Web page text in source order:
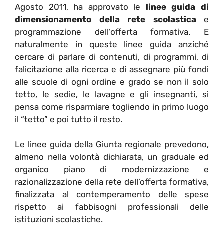
Agosto 2011, ha approvato le linee guida di
dimensionamento della rete scolasticae
programmazione dell’offerta formativa. E
naturalmente in queste linee guida anziché
cercare di parlare di contenuti, di programmi, di
falicitazione alla ricerca e di assegnare più fondi
alle scuole di ogni ordine e grado se non il solo
tetto, le sedie, le lavagne e gli insegnanti, si
pensa come risparmiare togliendo in primo luogo
il “tetto” e poi tutto il resto.
Le linee guida della Giunta regionale prevedono,
almeno nella volontà dichiarata, un graduale ed
organico piano di modernizzazione e
razionalizzazione della rete dell’offerta formativa,
finalizzata al contemperamento delle spese
rispetto ai fabbisogni professionali delle
istituzioni scolastiche.